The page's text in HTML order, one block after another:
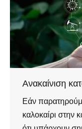
Ανακαίνιση
Εάν
καλοκαίρι στην